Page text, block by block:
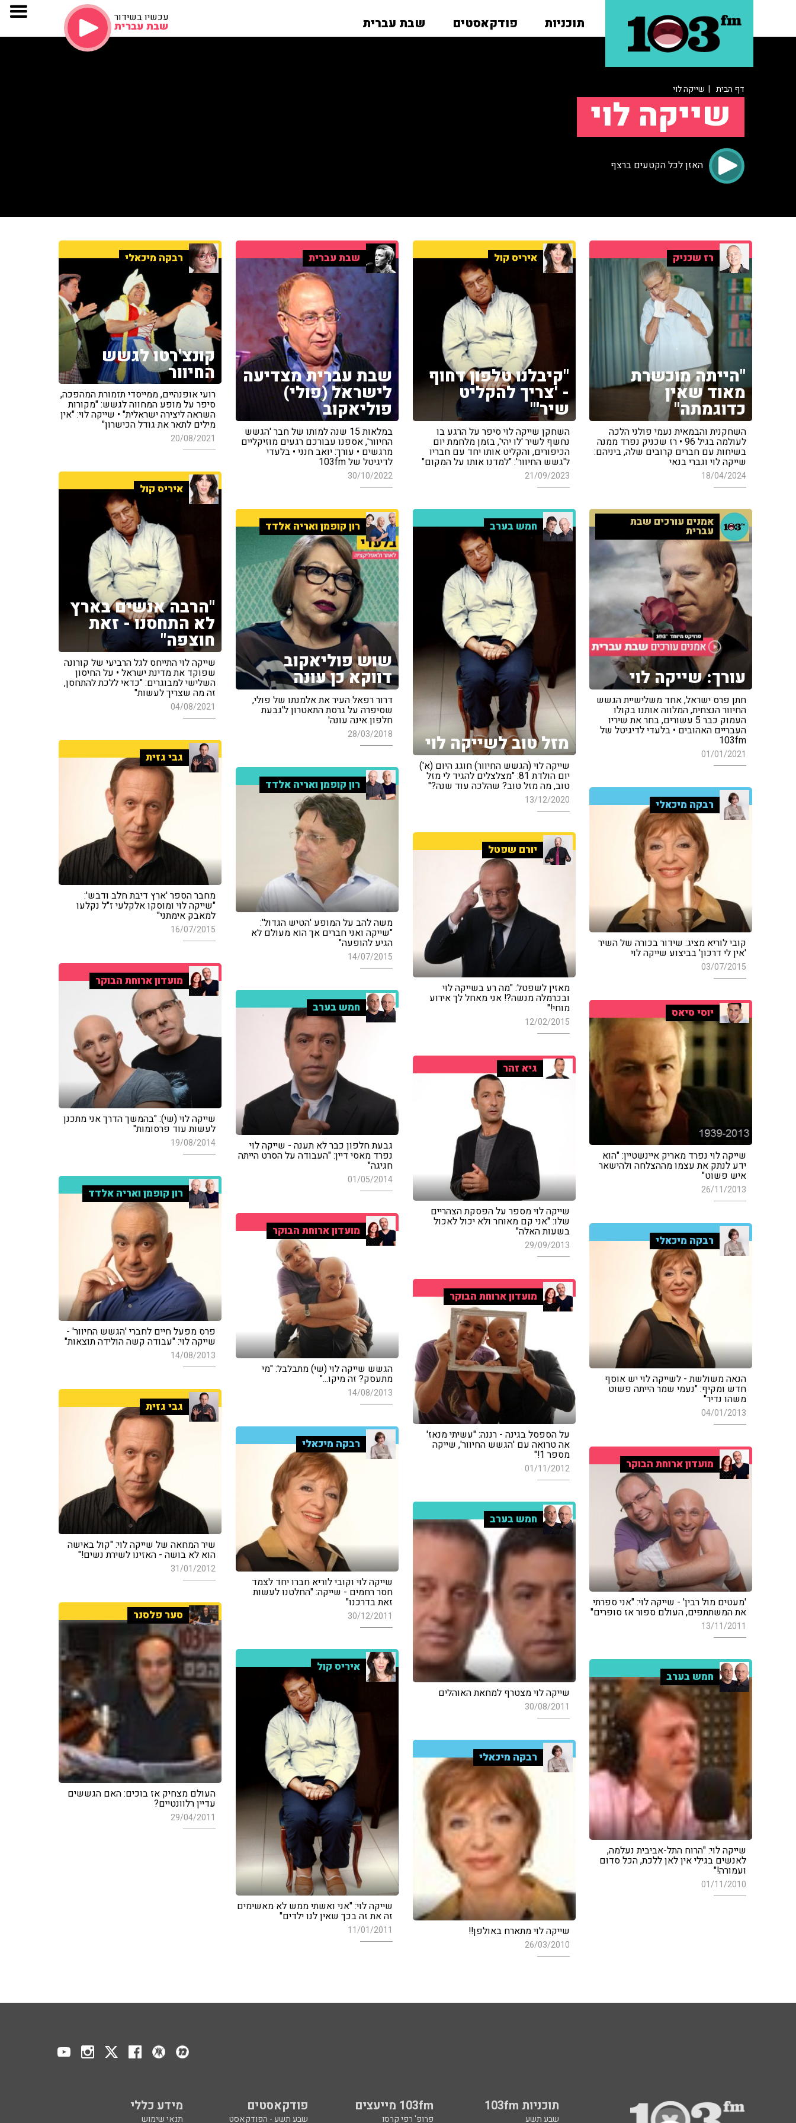
תוכניות פודקאסטים שבת עברית עכשיו בשידור
שבת עברית
דף הבית | שייקה לוי
שייקה לוי
האזן לכל הקטעים ברצף
רז שכניק
"הייתה מוכשרת
מאוד שאין
כדוגמתה"
השחקנית והבמאית נעמי פולני הלכה
לעולמה בגיל 96 • רז שכניק נפרד ממנה
בשיחות עם חברים קרובים שלה, ביניהם:
שייקה לוי וגברי בנאי
18/04/2024
איריס קול
"קיבלנו טלפון דחוף
- 'צריך להקליט
שיר'"
השחקן שייקה לוי סיפר על הרגע בו
נחשף לשיר 'לו יהי', בזמן מלחמת יום
הכיפורים, והקליט אותו יחד עם חבריו
ל'גשש החיוור': "למדנו אותו על המקום"
21/09/2023
שבת עברית
שבת עברית מצדיעה
לישראל (פולי)
פוליאקוב
במלאות 15 שנה למותו של חבר 'הגשש
החיוור', אספנו עבורכם רגעים מוזיקליים
מרגשים • עורך: יואב חנני • בלעדי
לדיגיטל של 103fm
30/10/2022
רבקה מיכאלי
קונצ'רטו לגשש
החיוור
רועי אופנהיים, ממייסדי תזמורת המהפכה,
סיפר על מופע המחווה לגשש: "מקורות
השראה ליצירה ישראלית" • שייקה לוי: "אין
מילים לתאר את גודל הכישרון"
20/08/2021
איריס קול
"הרבה אנשים בארץ
לא התחסנו - זאת
חוצפה"
שייקה לוי התייחס לגל הרביעי של קורונה
שפוקד את מדינת ישראל • על החיסון
השלישי למבוגרים: "כדאי ללכת להתחסן,
זה מה שצריך לעשות"
04/08/2021
אמנים עורכים שבת
עברית
עורך: שייקה לוי
חתן פרס ישראל, אחד משלישיית הגשש
החיוור הנצחית, המלווה אותנו בקולו
העמוק כבר 5 עשורים, בחר את שיריו
העבריים האהובים • בלעדי לדיגיטל של
103fm
01/01/2021
חמש בערב
מזל טוב לשייקה לוי
שייקה לוי (הגשש החיוור) חוגג היום (א')
יום הולדת 81: "מצלצלים להגיד לי מזל
טוב, מה מזל טוב? שהלכה עוד שנה?"
13/12/2020
רון קופמן ואריה אלדד
שוש פוליאקוב
דווקא כן עונה
דרור רפאל העיר את אלמנתו של פולי,
שסיפרה על גרסת התאטרון ל'גבעת
חלפון אינה עונה'
28/03/2018
גבי גזית
מחבר הספר 'ארץ דיבת חלב ודבש':
"שייקה לוי ומוסקו אלקלעי ז"ל נקלעו
למאבק אימתני"
16/07/2015
רון קופמן ואריה אלדד
משה להב על המופע 'הטיש הגדול':
"שייקה ואני חברים אך הוא מעולם לא
הגיע להופעה"
14/07/2015
רבקה מיכאלי
קובי לוריא מציג: שידור בכורה של השיר
'אין לי דרכון' בביצוע שייקה לוי
03/07/2015
יורם שפטל
מאזין לשפטל: "מה רע בשייקה לוי
ובכרמלה מנשה?! אני מאחל לך אירוע
מוחי!"
12/02/2015
מועדון ארוחת הבוקר
שייקה לוי (שי): "בהמשך הדרך אני מתכנן
לעשות עוד פרסומות"
19/08/2014
חמש בערב
גבעת חלפון כבר לא תענה - שייקה לוי
נפרד מאסי דיין: "העבודה על הסרט הייתה
חגיגה"
01/05/2014
יוסי סיאס
שייקה לוי נפרד מאריק איינשטיין: "הוא
ידע לנתק את עצמו מההצלחה ולהישאר
איש פשוט"
26/11/2013
גיא זהר
שייקה לוי מספר על הפסקת הצהריים
שלו: "אני קם מאוחר ולא יכול לאכול
בשעות האלה"
29/09/2013
רון קופמן ואריה אלדד
פרס מפעל חיים לחברי 'הגשש החיוור' -
שייקה לוי: "עבודה קשה הולידה תוצאות"
14/08/2013
מועדון ארוחת הבוקר
הגשש שייקה לוי (שי) מתבלבל: "מי
מתעסק? זה מיקו..."
14/08/2013
רבקה מיכאלי
הנאה משולשת - לשייקה לוי יש אוסף
חדש ומקיף: "נעמי שמר הייתה פשוט
משהו נדיר"
04/01/2013
מועדון ארוחת הבוקר
על הספסל בגינה - רננה: "עשיתי מנאז'
אה טרואה עם 'הגשש החיוור', שייקה
מספר 1!"
01/11/2012
גבי גזית
שיר המחאה של שייקה לוי: "קול באישה
הוא לא בושה - האזינו לשירת נשים!"
31/01/2012
רבקה מיכאלי
שייקה לוי וקובי לוריא חברו יחד לצמד
חסר רחמים - שייקה: "החלטנו לעשות
זאת בדרכנו"
30/12/2011
מועדון ארוחת הבוקר
'מעטים מול רבין' - שייקה לוי: "אני ספרתי
את המשתתפים, העולם ספור אז סופרים"
13/11/2011
חמש בערב
שייקה לוי מצטרף למחאת האוהלים
30/08/2011
סער פלסנר
העולם מצחיק אז בוכים: האם הגששים
עדיין רלוונטיים?
29/04/2011
איריס קול
שייקה לוי: "אני ואשתי ממש לא מאשימים
זה את זה בכך שאין לנו ילדים"
11/01/2011
חמש בערב
שייקה לוי: "הרוח התל-אביבית נעלמה,
לאנשים בגילי אין לאן ללכת, הכל סדום
ועמורה!"
01/11/2010
רבקה מיכאלי
שייקה לוי מתארח באולפן!!
26/03/2010
תוכניות 103fm 103fm מייעצים פודקאסטים מידע כללי
שבע תשע פרופ' רפי קרסו שבע תשע - הפודקאסט תנאי שימוש